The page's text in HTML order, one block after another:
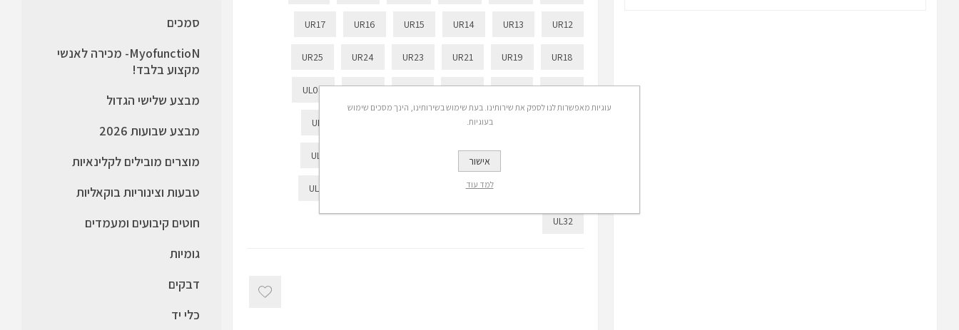
UR12
UR13
UR14
UR15
UR16
UR17
UR18
UR19
UR21
UR23
UR24
UR25
UR26
UR31
UR32
UL05
UL06
UL08
UL11
UL14
UL17
UL20
UL24
UL30
UL32
סמכים
MyofunctioN- מכירה לאנשי
מקצוע בלבד!
מבצע שלישי הגדול
מבצע שבועות 2026
מוצרים מובילים לקלינאיות
טבעות וצינוריות בוקאליות
חוטים קיבועים ומעמדים
גומיות
דבקים
כלי יד
עוגיות מאפשרות לנו לספק את שירותינו. בעת שימוש בשירותינו, הינך מסכים שימוש
בעוגיות.
אישור
למד עוד